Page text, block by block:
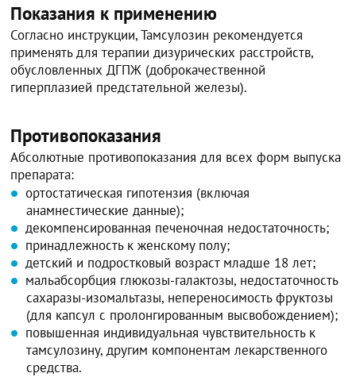
Показания к применению
Согласно инструкции, Тамсулозин рекомендуется
применять для терапии дизурических расстройств,
обусловленных ДГПЖ (доброкачественной
гиперплазией предстательной железы).
Противопоказания
Абсолютные противопоказания для всех форм выпуска
препарата:
ортостатическая гипотензия (включая
анамнестические данные);
декомпенсированная печеночная недостаточность;
принадлежность к женскому полу;
детский и подростковый возраст младше 18 лет;
мальабсорбция глюкозы-галактозы, недостаточность
сахаразы-изомальтазы, непереносимость фруктозы
(для капсул с пролонгированным высвобождением);
повышенная индивидуальная чувствительность к
тамсулозину, другим компонентам лекарственного
средства.